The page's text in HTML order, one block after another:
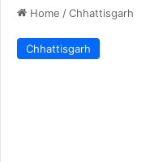
Home /Chhattisgarh
Chhattisgarh